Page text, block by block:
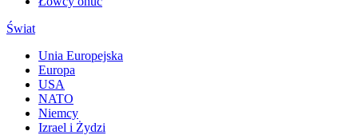
Świat
Unia Europejska
Europa
USA
NATO
Niemcy
Izrael i Żydzi